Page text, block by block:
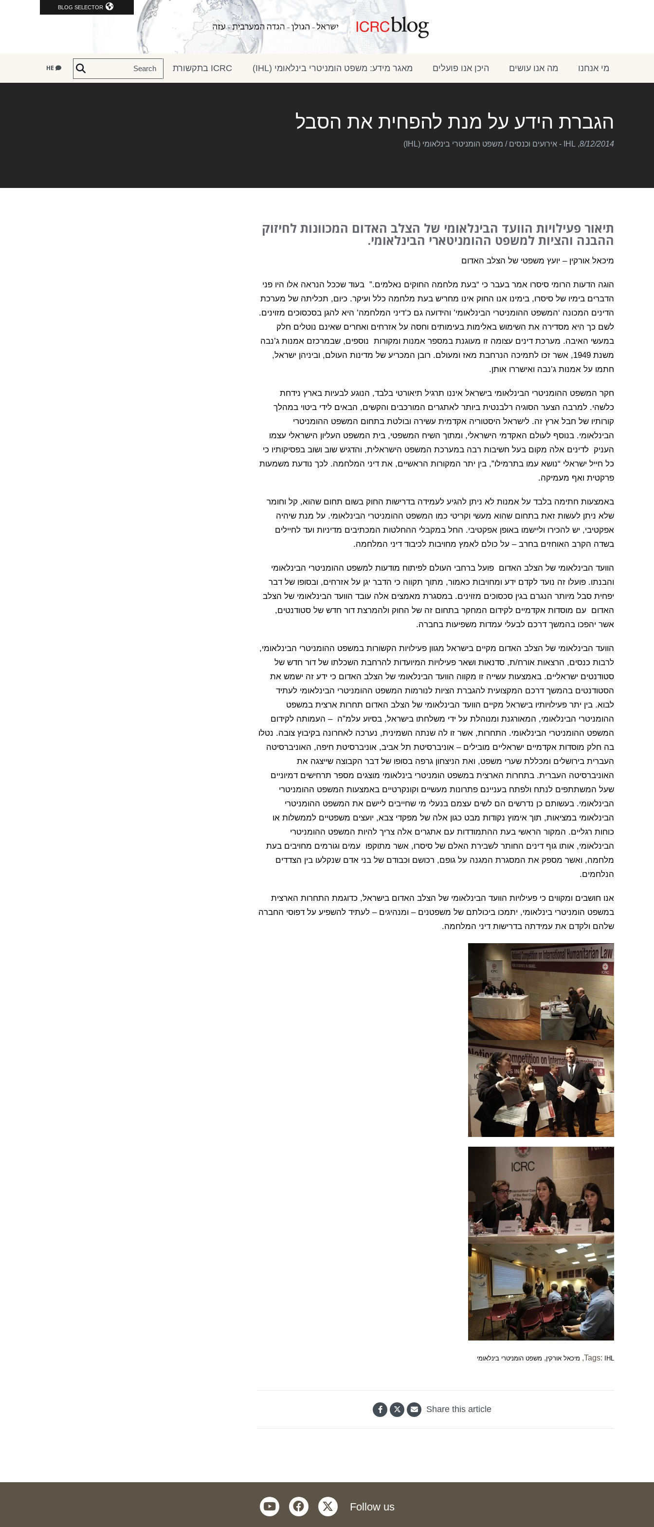
BLOG SELECTOR
מי אנחנו מה אנו עושים היכן אנו פועלים מאגר מידע: משפט הומניטרי בינלאומי (IHL) ICRC בתקשורת
הגברת הידע על מנת להפחית את הסבל
8/12/2014
, IHL - אירועים וכנסים / משפט הומניטרי בינלאומי (IHL)
תיאור פעילויות הוועד הבינלאומי של הצלב האדום המכוונות לחיזוק
ההבנה והציות למשפט ההומניטארי הבינלאומי.
מיכאל אורקין – יועץ משפטי של הצלב האדום
הוגה הדעות הרומי סיסרו אמר בעבר כי “בעת מלחמה החוקים נאלמים.” בעוד שככל הנראה אלו היו פני
הדברים בימיו של סיסרו, בימינו אנו החוק אינו מחריש בעת מלחמה כלל ועיקר. כיום, תכליתה של מערכת
הדינים המכונה ‘המשפט ההומניטרי הבינלאומי’ והידועה גם כ’דיני המלחמה’ היא להגן בסכסוכים מזוינים.
לשם כך היא מסדירה את השימוש באלימות בעימותים וחסה על אזרחים ואחרים שאינם נוטלים חלק
במעשי האיבה. מערכת דינים עצומה זו מעוגנת במספר אמנות ומקורות נוספים, שבמרכזם אמנות ג’נבה
משנת 1949, אשר זכו לתמיכה הנרחבת מאז ומעולם. רובן המכריע של מדינות העולם, וביניהן ישראל,
חתמו על אמנות ג’נבה ואישררו אותן.
חקר המשפט ההומניטרי הבינלאומי בישראל איננו תרגיל תיאורטי בלבד, הנוגע לבעיות בארץ נידחת
כלשהי. למרבה הצער הסוגיה רלבנטית ביותר לאתגרים המורכבים והקשים, הבאים לידי ביטוי במהלך
קורותיו של חבל ארץ זה. לישראל היסטוריה אקדמית עשירה ובולטת בתחום המשפט ההומניטרי
הבינלאומי. בנוסף לעולם האקדמי הישראלי, ומתוך השיח המשפטי, בית המשפט העליון הישראלי עצמו
העניק לדינים אלה מקום בעל חשיבות רבה במערכת המשפט הישראלית, והדגיש שוב ושוב בפסיקותיו כי
כל חייל ישראלי “נושא עמו בתרמילו”, בין יתר המקורות הראשיים, את דיני המלחמה. לכך נודעת משמעות
פרקטית ואף מעמיקה.
באמצעות חתימה בלבד על אמנות לא ניתן להגיע לעמידה בדרישות החוק בשום תחום שהוא, קל וחומר
שלא ניתן לעשות זאת בתחום שהוא מעשי וקריטי כמו המשפט ההומניטרי הבינלאומי. על מנת שיהיה
אפקטיבי, יש להכירו וליישמו באופן אפקטיבי. החל במקבלי ההחלטות המכתיבים מדיניות ועד לחיילים
בשדה הקרב האוחזים בחרב – על כולם לאמץ מחויבות לכיבוד דיני המלחמה.
הוועד הבינלאומי של הצלב האדום פועל ברחבי העולם לפיתוח מודעות למשפט ההומניטרי הבינלאומי
והבנתו. פועלו זה נועד לקדם ידע ומחויבות כאמור, מתוך תקווה כי הדבר יגן על אזרחים, ובסופו של דבר
יפחית סבל מיותר הנגרם בגין סכסוכים מזוינים. במסגרת מאמצים אלה עובד הוועד הבינלאומי של הצלב
האדום עם מוסדות אקדמיים לקידום המחקר בתחום זה של החוק ולהמרצת דור חדש של סטודנטים,
אשר יהפכו בהמשך דרכם לבעלי עמדות משפיעות בחברה.
הוועד הבינלאומי של הצלב האדום מקיים בישראל מגוון פעילויות הקשורות במשפט ההומניטרי הבינלאומי,
לרבות כנסים, הרצאות אורח/ת, סדנאות ושאר פעילויות המיועדות להרחבת השכלתו של דור חדש של
סטודנטים ישראליים. באמצעות עשייה זו מקווה הוועד הבינלאומי של הצלב האדום כי ידע זה ישמש את
הסטודנטים בהמשך דרכם המקצועית להגברת הציות לנורמות המשפט ההומניטרי הבינלאומי לעתיד
לבוא. בין יתר פעילויותיו בישראל מקיים הוועד הבינלאומי של הצלב האדום תחרות ארצית במשפט
ההומניטרי הבינלאומי, המאורגנת ומנוהלת על ידי משלחתו בישראל, בסיוע עלמ”ה – העמותה לקידום
המשפט ההומניטרי הבינלאומי. התחרות, אשר זו לה שנתה השמינית, נערכה לאחרונה בקיבוץ צובה. נטלו
בה חלק מוסדות אקדמיים ישראליים מובילים – אוניברסיטת תל אביב, אוניברסיטת חיפה, האוניברסיטה
העברית בירושלים ומכללת שערי משפט, ואת הניצחון גרפה בסופו של דבר הקבוצה שייצגה את
האוניברסיטה העברית. בתחרות הארצית במשפט הומניטרי בינלאומי מוצגים מספר תרחישים דמיוניים
שעל המשתתפים לנתח ולפתח בעניינם פתרונות מעשיים וקונקרטיים באמצעות המשפט ההומניטרי
הבינלאומי. בעשותם כן נדרשים הם לשים עצמם בנעלי מי שחייבים ליישם את המשפט ההומניטרי
הבינלאומי במציאות, תוך אימוץ נקודות מבט כגון אלה של מפקדי צבא, יועצים משפטיים לממשלות או
כוחות רגליים. המקור הראשי בעת ההתמודדות עם אתגרים אלה צריך להיות המשפט ההומניטרי
הבינלאומי, אותו גוף דינים החותר לשבירת האלם של סיסרו, אשר מתוקפו עמים וגורמים מחויבים בעת
מלחמה, ואשר מספק את המסגרת המגנה על גופם, רכושם וכבודם של בני אדם שנקלעו בין הצדדים
הנלחמים.
אנו חושבים ומקווים כי פעילויות הוועד הבינלאומי של הצלב האדום בישראל, כדוגמת התחרות הארצית
במשפט הומניטרי בינלאומי, יתמכו ביכולתם של משפטנים – ומנהיגים – לעתיד להשפיע על דפוסי החברה
שלהם ולקדם את עמידתה בדרישות דיני המלחמה.
Tags: IHL
, מיכאל אורקין, משפט הומניטרי בינלאומי
Share this article
Follow us
twitter
facebook
youtube